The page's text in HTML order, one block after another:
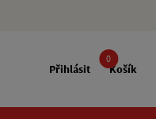
Přihlásit
0
Košík